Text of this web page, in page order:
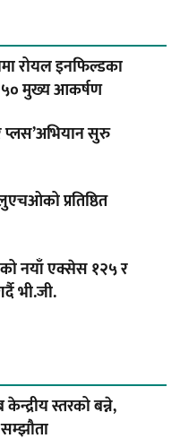
रोयल इनफिल्डका
मुख्य आकर्षण
प्लस’अभियान सुरु
प्रतिष्ठित
नयाँ एक्सेस १२५ र
भी.जी.
स्तरको बन्ने,